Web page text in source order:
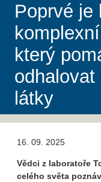
Poprvé je
který
odhalovat
látky
16. 09. 2025
Vědci z laboratoře
celého světa